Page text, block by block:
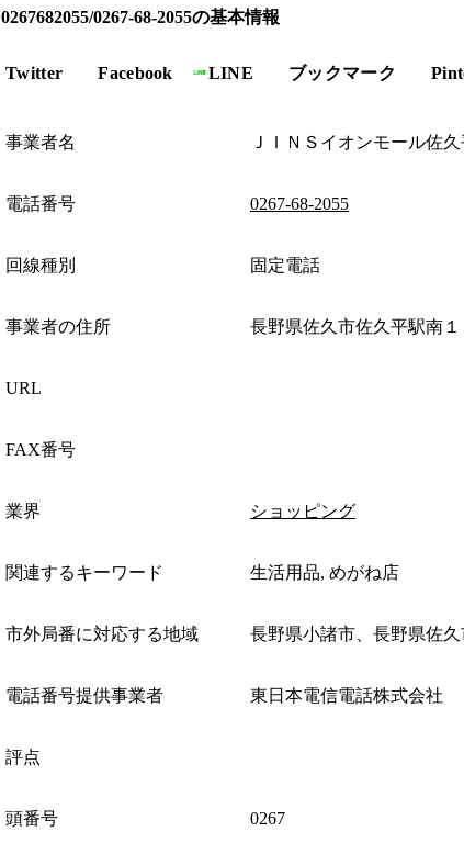
0267682055/0267-68-2055の基本情報
Twitter Facebook LINE ブックマーク
事業者名 ＪＩＮＳイオンモール佐
電話番号 0267-68-2055
回線種別 固定電話
事業者の住所 長野県佐久市佐久平駅南１
URL
FAX番号
業界 ショッピング
関連するキーワード 生活用品, めがね店
市外局番に対応する地域 長野県小諸市、長野県佐
電話番号提供事業者 東日本電信電話株式会社
評点
頭番号 0267